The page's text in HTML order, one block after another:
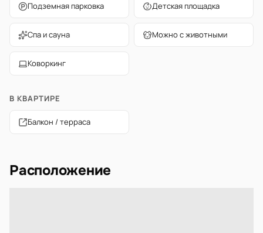
Подземная парковка Детская площадка
Спа и сауна Можно с животными
Коворкинг
В КВАРТИРЕ
Балкон / терраса
Расположение